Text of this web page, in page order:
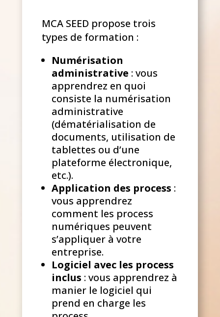
MCA SEED propose trois
types de formation :
Numérisation
administrative : vous
apprendrez en quoi
consiste la numérisation
administrative
(dématérialisation de
documents, utilisation de
tablettes ou d’une
plateforme électronique,
etc.).
Application des process :
vous apprendrez
comment les process
numériques peuvent
s’appliquer à votre
entreprise.
Logiciel avec les process
inclus : vous apprendrez à
manier le logiciel qui
prend en charge les